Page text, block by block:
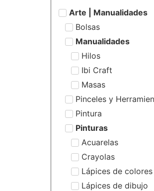
Arte | Manualidades
Bolsas
Manualidades
Hilos
Ibi Craft
Masas
Pinceles y
Pintura
Pinturas
Acuarelas
Crayolas
Lápices de colores
Lápices de dibujo